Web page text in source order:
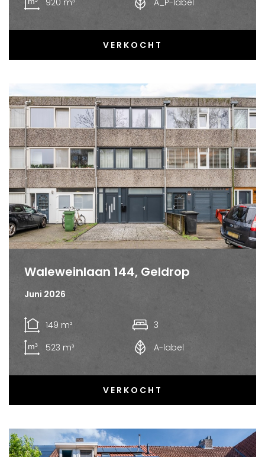
920 m³ A_P-label
VERKOCHT
Waleweinlaan 144, Geldrop
Juni 2026
149 m²
3
523 m³
A-label
VERKOCHT